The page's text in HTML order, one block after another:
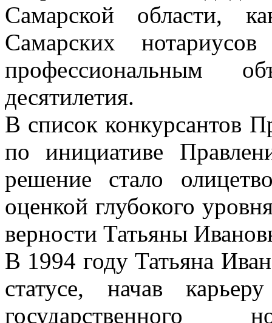
Самарской области,
Самарских
профессиональным
десятилетия.
В список конкурсантов
по инициативе
решение стало
оценкой глубокого
верности Татьяны
В 1994 году Татьяна
статусе, начав
государственного